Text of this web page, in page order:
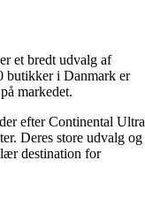
et bredt udvalg af
butikker i Danmark er
markedet.
efter Continental Ultra
Deres store udvalg og
destination for